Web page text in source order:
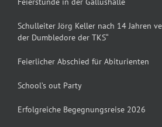
Schulleiter Jörg Keller nach 14 Jahren
der Dumbledore der TKS“
Feierlicher Abschied für Abiturienten
School’s out Party
Erfolgreiche Begegnungsreise 2026